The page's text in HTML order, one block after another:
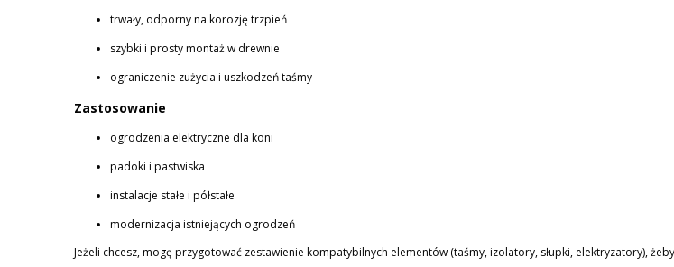
trwały, odporny na korozję trzpień
szybki i prosty montaż w drewnie
ograniczenie zużycia i uszkodzeń taśmy
Zastosowanie
ogrodzenia elektryczne dla koni
padoki i pastwiska
instalacje stałe i półstałe
modernizacja istniejących ogrodzeń
Jeżeli chcesz, mogę przygotować zestawienie kompatybilnych elementów (taśmy, izolatory, słupki, elektryzatory),